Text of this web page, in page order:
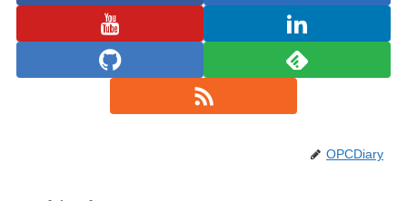
OPCDiary